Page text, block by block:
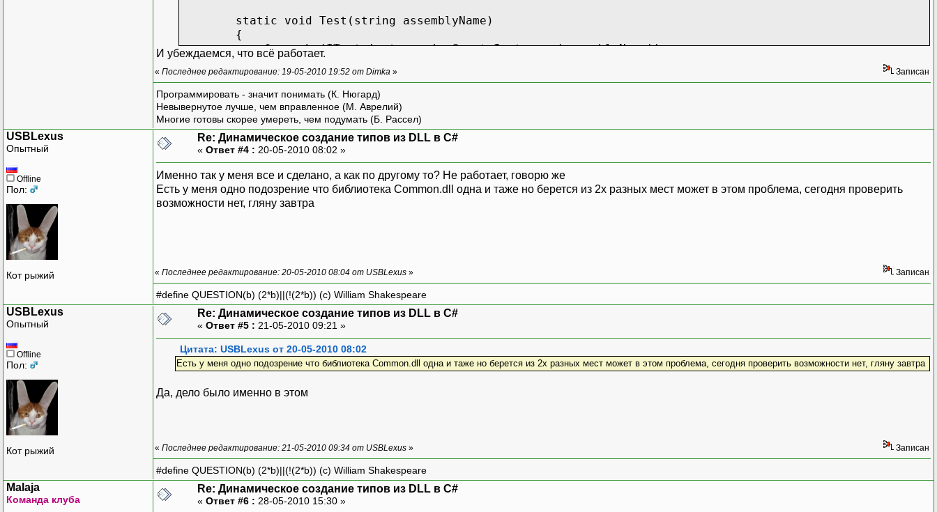
static void Test(string assemblyName)
{
foreach (ITest instance in CreateInstances(assemblyName))
{
Console.WriteLine(instance.ToString());
}
}
И убеждаемся, что всё работает.
« Последнее редактирование: 19-05-2010 19:52 от Dimka » Записан
Программировать - значит понимать (К. Нюгард)
Невывернутое лучше, чем вправленное (М. Аврелий)
Многие готовы скорее умереть, чем подумать (Б. Рассел)
USBLexus
Опытный
Offline
Пол:
Кот рыжий
Re: Динамическое создание типов из DLL в C#
« Ответ #4 : 20-05-2010 08:02 »
Именно так у меня все и сделано, а как по другому то? Не работает, говорю же
Есть у меня одно подозрение что библиотека Common.dll одна и таже но берется из 2х разных мест может в этом проблема, сегодня проверить
возможности нет, гляну завтра
« Последнее редактирование: 20-05-2010 08:04 от USBLexus » Записан
#define QUESTION(b) (2*b)||(!(2*b)) (c) William Shakespeare
USBLexus
Опытный
Offline
Пол:
Кот рыжий
Re: Динамическое создание типов из DLL в C#
« Ответ #5 : 21-05-2010 09:21 »
Цитата: USBLexus от 20-05-2010 08:02
Есть у меня одно подозрение что библиотека Common.dll одна и таже но берется из 2х разных мест может в этом проблема, сегодня проверить возможности нет, гляну завтра
Да, дело было именно в этом
« Последнее редактирование: 21-05-2010 09:34 от USBLexus » Записан
#define QUESTION(b) (2*b)||(!(2*b)) (c) William Shakespeare
Malaja
Команда клуба
Re: Динамическое создание типов из DLL в C#
« Ответ #6 : 28-05-2010 15:30 »